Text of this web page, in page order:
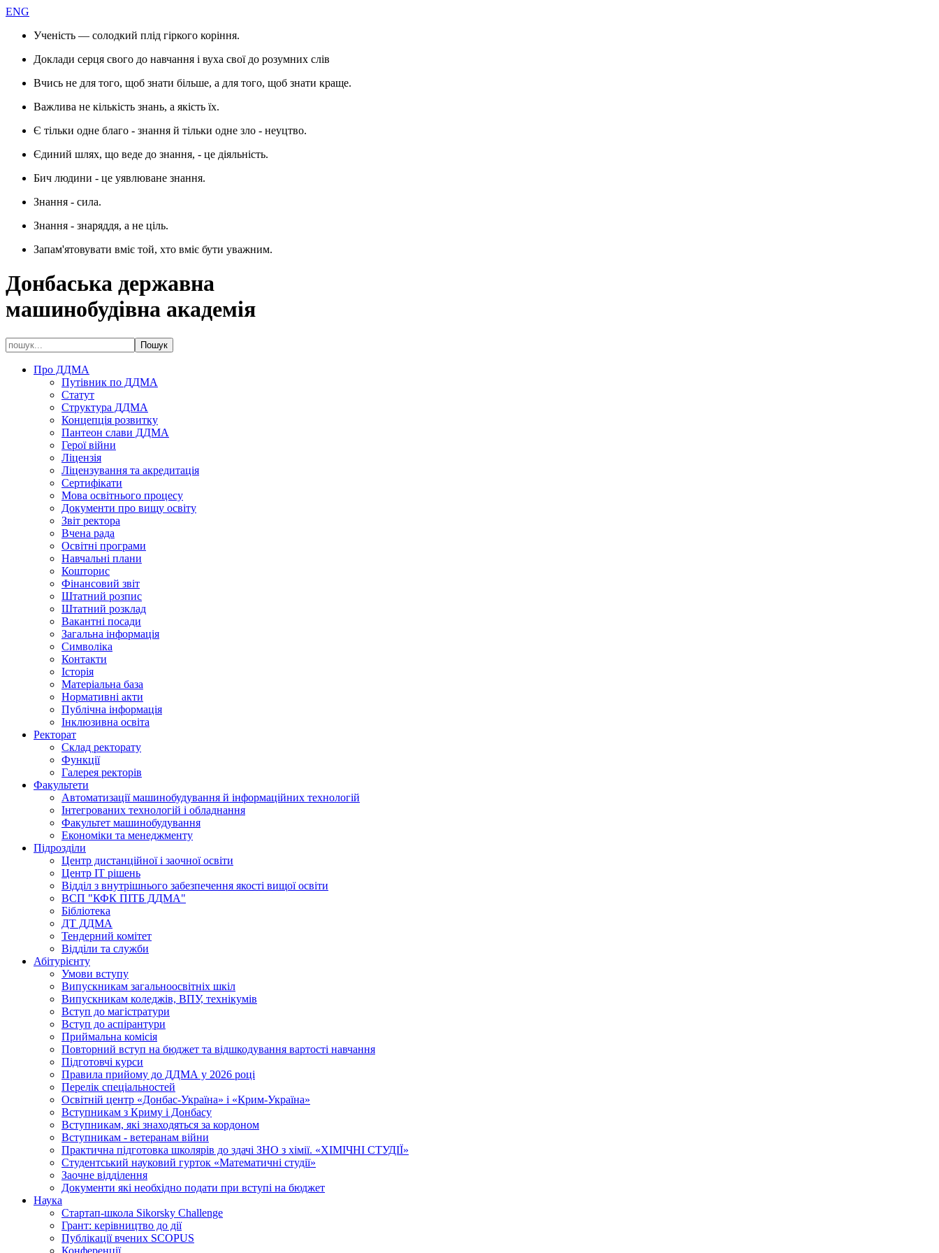
ENG
Ученість — солодкий плід гіркого коріння.
Доклади серця свого до навчання і вуха свої до розумних слів
Вчись не для того, щоб знати більше, а для того, щоб знати краще.
Важлива не кількість знань, а якість їх.
Є тільки одне благо - знання й тільки одне зло - неуцтво.
Єдиний шлях, що веде до знання, - це діяльність.
Бич людини - це уявлюване знання.
Знання - сила.
Знання - знаряддя, а не ціль.
Запам'ятовувати вміє той, хто вміє бути уважним.
Донбаська державна
машинобудівна академія
Про ДДМА
Путівник по ДДМА
Статут
Структура ДДМА
Концепція розвитку
Пантеон слави ДДМА
Герої війни
Ліцензія
Ліцензування та акредитація
Сертифікати
Мова освітнього процесу
Документи про вищу освіту
Звіт ректора
Вчена рада
Освітні програми
Навчальні плани
Кошторис
Фінансовий звіт
Штатний розпис
Штатний розклад
Вакантні посади
Загальна інформація
Символіка
Контакти
Історія
Матеріальна база
Нормативні акти
Публічна інформація
Інклюзивна освіта
Ректорат
Склад ректорату
Функції
Галерея ректорів
Факультети
Автоматизації машинобудування й інформаційних технологій
Інтегрованих технологій і обладнання
Факультет машинобудування
Економіки та менеджменту
Підрозділи
Центр дистанційної і заочної освіти
Центр ІТ рішень
Відділ з внутрішнього забезпечення якості вищої освіти
ВСП "КФК ПІТБ ДДМА"
Бібліотека
ДТ ДДМА
Тендерний комітет
Відділи та служби
Абітурієнту
Умови вступу
Випускникам загальноосвітніх шкіл
Випускникам коледжів, ВПУ, технікумів
Вступ до магістратури
Вступ до аспірантури
Приймальна комісія
Повторний вступ на бюджет та відшкодування вартості навчання
Підготовчі курси
Правила прийому до ДДМА у 2026 році
Перелік спеціальностей
Освітній центр «Донбас-Україна» і «Крим-Україна»
Вступникам з Криму і Донбасу
Вступникам, які знаходяться за кордоном
Вступникам - ветеранам війни
Практична підготовка школярів до здачі ЗНО з хімії. «ХІМІЧНІ СТУДІЇ»
Студентський науковий гурток «Математичні студії»
Заочне відділення
Документи які необхідно подати при вступі на бюджет
Наука
Стартап-школа Sikorsky Challenge
Грант: керівництво до дії
Публікації вчених SCOPUS
Конференції